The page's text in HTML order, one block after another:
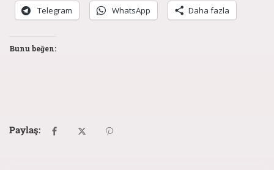
Telegram WhatsApp Daha fazla
Bunu beğen:
Paylaş: